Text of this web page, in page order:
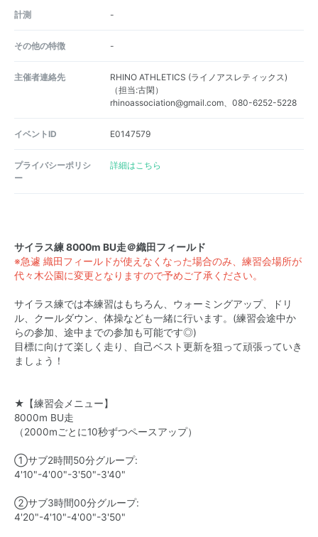
計測 -
その他の特徴 -
主催者連絡先
RHINO ATHLETICS (ライノアスレティックス)
（担当:古閑）
rhinoassociation@gmail.com、080-6252-5228
イベントID E0147579
プライバシーポリシ
ー
詳細はこちら
サイラス練 8000m BU走＠織田フィールド
※急遽 織田フィールドが使えなくなった場合のみ、練習会場所が
代々木公園に変更となりますので予めご了承ください。
サイラス練では本練習はもちろん、ウォーミングアップ、ドリ
ル、クールダウン、体操なども一緒に行います。(練習会途中か
らの参加、途中までの参加も可能です◎)
目標に向けて楽しく走り、自己ベスト更新を狙って頑張っていき
ましょう！
★【練習会メニュー】
8000m BU走
（2000mごとに10秒ずつペースアップ）
①サブ2時間50分グループ:
4'10"-4'00"-3'50"-3'40"
②サブ3時間00分グループ:
4'20"-4'10"-4'00"-3'50"